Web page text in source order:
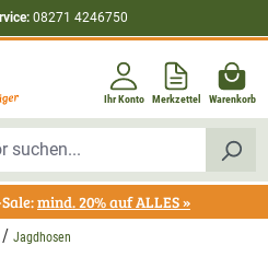
08271 4246750
Ihr Konto Merkzettel Warenkorb
mind. 20% auf ALLES »
Jagdhosen